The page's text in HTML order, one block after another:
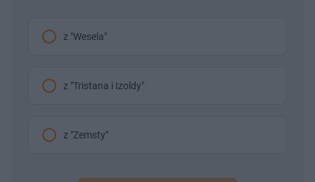
z "Wesela"
z "Tristana i Izoldy"
z "Zemsty"